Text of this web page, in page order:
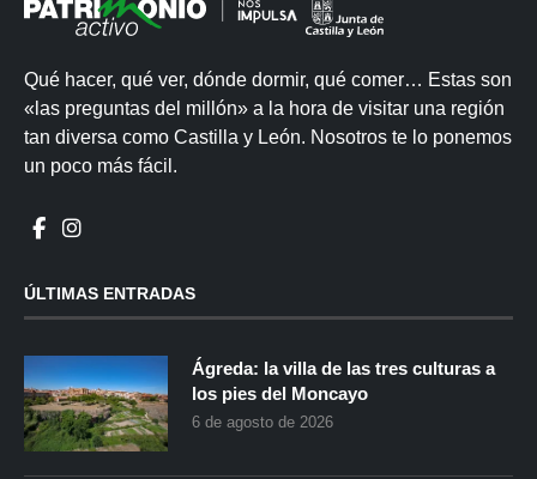
Qué hacer, qué ver, dónde dormir, qué comer… Estas son
«las preguntas del millón» a la hora de visitar una región
tan diversa como Castilla y León. Nosotros te lo ponemos
un poco más fácil.
ÚLTIMAS ENTRADAS
Ágreda: la villa de las tres culturas a
los pies del Moncayo
6 de agosto de 2026